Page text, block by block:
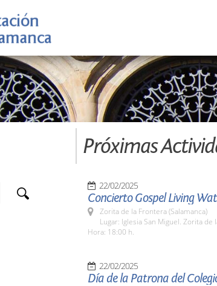
Próximas
22/02/2025
Concierto Gospel Living
Zorita de la Frontera (Salamanca)
Lugar: Iglesia San Miguel. Zorita de
Hora: 18:00 h.
22/02/2025
Día de la Patrona del